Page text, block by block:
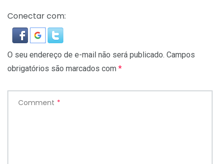
Conectar com:
O seu endereço de e-mail não será publicado. Campos
obrigatórios são marcados com *
Comment *